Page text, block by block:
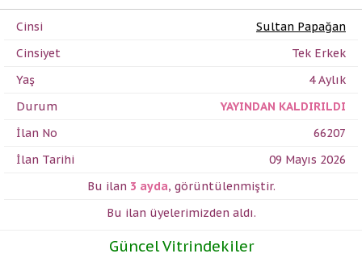
Cinsi
Sultan Papağan
Cinsiyet
Tek Erkek
Yaş
4 Aylık
Durum
YAYINDAN KALDIRILDI
İlan No
66207
İlan Tarihi
09 Mayıs 2026
Bu ilan 3 ayda, görüntülenmiştir.
Bu ilan üyelerimizden aldı.
Güncel Vitrindekiler